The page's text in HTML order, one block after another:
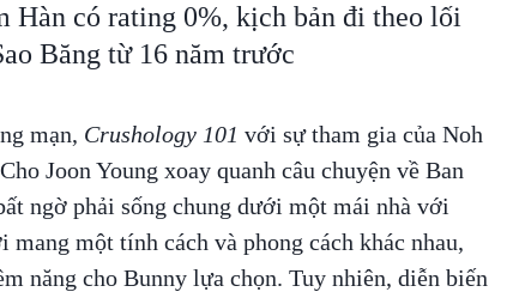
Hàn có rating 0%, kịch bản đi theo lối
Băng từ 16 năm trước
mạn, Crushology 101 với sự tham gia của Noh
Joon Young xoay quanh câu chuyện về Ban
ngờ phải sống chung dưới một mái nhà với
một tính cách và phong cách khác nhau,
năng cho Bunny lựa chọn. Tuy nhiên, diễn biến